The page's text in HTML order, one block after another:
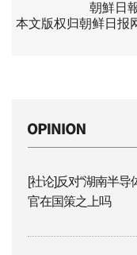
朝鮮日
本文版权归朝鲜日报
[社论]反对“湖南半导
官在国策之上吗